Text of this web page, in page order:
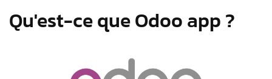
Qu'est-ce que Odoo app ?